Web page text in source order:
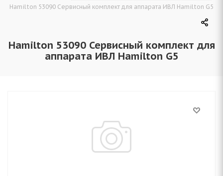
Hamilton 53090 Сервисный комплект для аппарата ИВЛ Hamilton G5
Hamilton 53090 Сервисный комплект для
аппарата ИВЛ Hamilton G5